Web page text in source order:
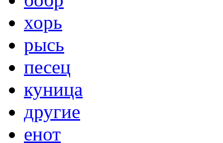
хорь
рысь
песец
куница
другие
енот